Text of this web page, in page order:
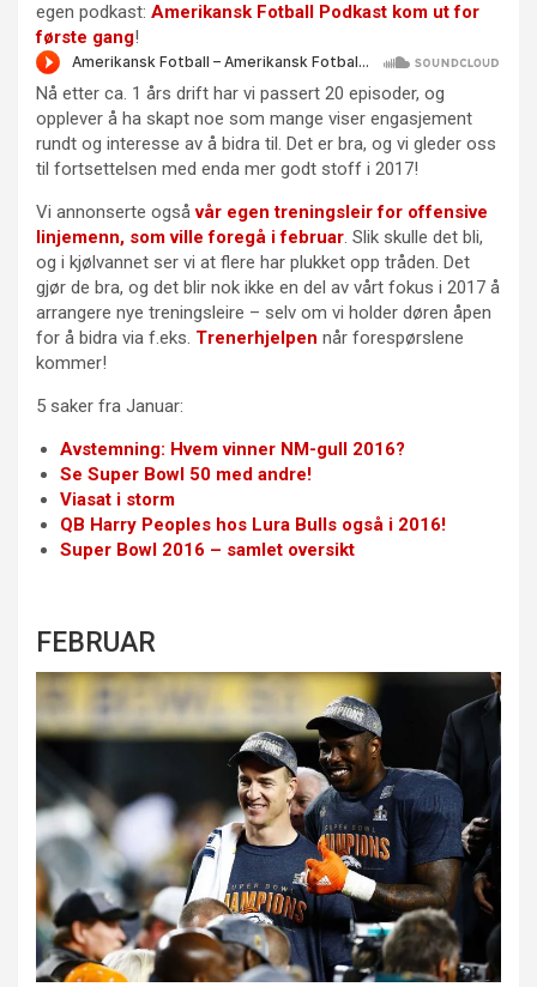
egen podkast: Amerikansk Fotball Podkast kom ut for
første gang!
Nå etter ca. 1 års drift har vi passert 20 episoder, og
opplever å ha skapt noe som mange viser engasjement
rundt og interesse av å bidra til. Det er bra, og vi gleder oss
til fortsettelsen med enda mer godt stoff i 2017!
Vi annonserte ogsåvår egen treningsleir for offensive
linjemenn, som ville foregå i februar. Slik skulle det bli,
og i kjølvannet ser vi at flere har plukket opp tråden. Det
gjør de bra, og det blir nok ikke en del av vårt fokus i 2017 å
arrangere nye treningsleire – selv om vi holder døren åpen
for å bidra via f.eks. Trenerhjelpen når forespørslene
kommer!
5 saker fra Januar:
Avstemning: Hvem vinner NM-gull 2016?
Se Super Bowl 50 med andre!
Viasat i storm
QB Harry Peoples hos Lura Bulls også i 2016!
Super Bowl 2016 – samlet oversikt
FEBRUAR